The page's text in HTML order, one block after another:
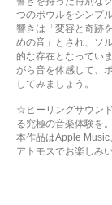
つのボウルをシンプ
響きは「変容と奇跡
めの音」とされ、ソ
的な存在となってい
がら音を体感して、
してみましょう。
☆ヒーリングサウン
る究極の音楽体験を。
本作品はApple
アトモスでお楽しみ